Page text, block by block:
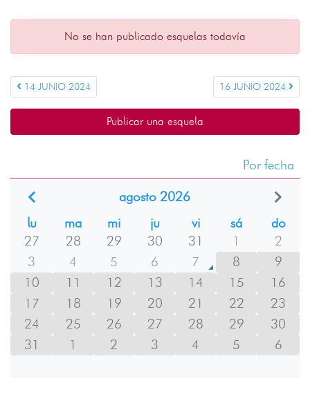
No se han publicado esquelas todavía
14 JUNIO 2024 16 JUNIO 2024
Publicar una esquela
Por fecha
agosto 2026
lu
ma mi ju vi sá
do
27
28 29 30 31 1
2
3
4 5 6 7 8
9
10
11 12 13 14 15
16
17
18 19 20 21 22
23
24
25 26 27 28 29
30
31
1 2 3 4 5 6